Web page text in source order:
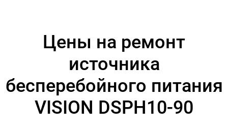
Цены на ремонт
источника
бесперебойного питания
VISION DSPH10-90